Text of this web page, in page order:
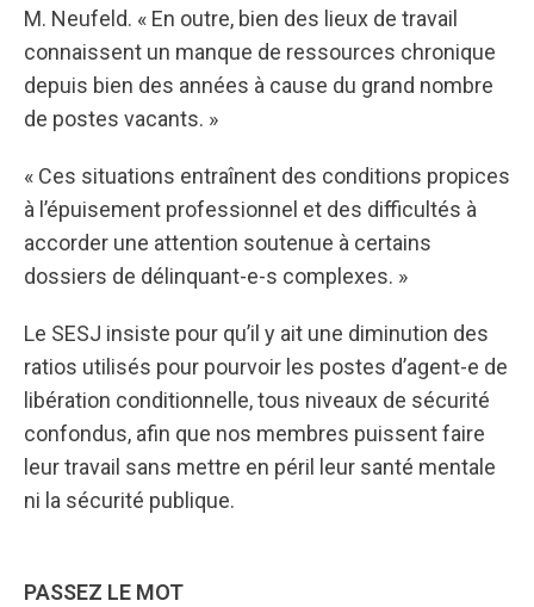
M. Neufeld. « En outre, bien des lieux de travail
connaissent un manque de ressources chronique
depuis bien des années à cause du grand nombre
de postes vacants. »
« Ces situations entraînent des conditions propices
à l’épuisement professionnel et des difficultés à
accorder une attention soutenue à certains
dossiers de délinquant-e-s complexes. »
Le SESJ insiste pour qu’il y ait une diminution des
ratios utilisés pour pourvoir les postes d’agent-e de
libération conditionnelle, tous niveaux de sécurité
confondus, afin que nos membres puissent faire
leur travail sans mettre en péril leur santé mentale
ni la sécurité publique.
PASSEZ LE MOT